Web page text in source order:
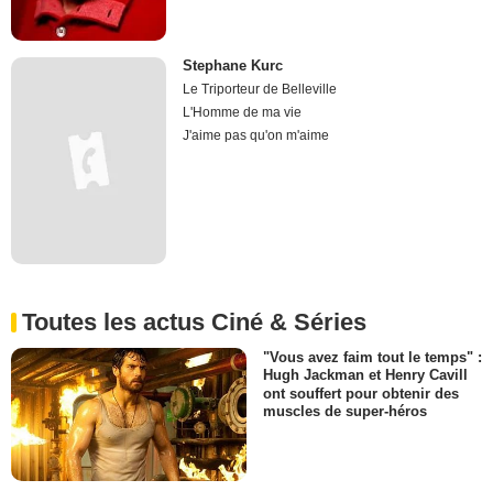
Stephane Kurc
Le Triporteur de Belleville
L'Homme de ma vie
J'aime pas qu'on m'aime
Toutes les actus Ciné & Séries
"Vous avez faim tout le temps" :
Hugh Jackman et Henry Cavill
ont souffert pour obtenir des
muscles de super-héros